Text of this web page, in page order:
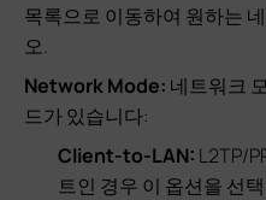
목록으로 이동하여 원하는
오.
Network Mode: 네트워크
드가 있습니다:
Client-to-LAN: L2TP/
트인 경우 이 옵션을 선